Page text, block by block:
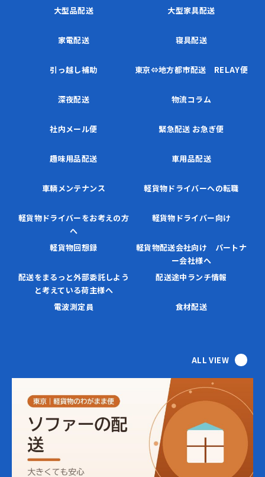
大型品配送 大型家具配送
家電配送 寝具配送
引っ越し補助 東京⇔地方都市配送 RELAY便
深夜配送 物流コラム
社内メール便 緊急配送 お急ぎ便
趣味用品配送 車用品配送
車輌メンテナンス 軽貨物ドライバーへの転職
軽貨物ドライバーをお考えの方
へ
軽貨物ドライバー向け
軽貨物回想録
軽貨物配送会社向け パートナ
ー会社様へ
配送をまるっと外部委託しよう
と考えている荷主様へ
配送途中ランチ情報
電波測定員 食材配送
ALL VIEW